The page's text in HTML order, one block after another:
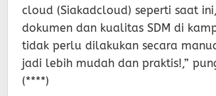
cloud (Siakadcloud) seperti saat
dokumen dan kualitas SDM di
tidak perlu dilakukan secara
jadi lebih mudah dan praktis!,”
(****)